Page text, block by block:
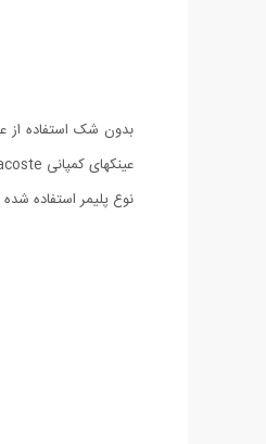
نوع پلیمر استفاده